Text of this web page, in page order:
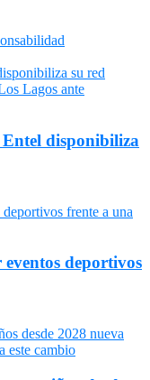
disponibiliza
deportivos